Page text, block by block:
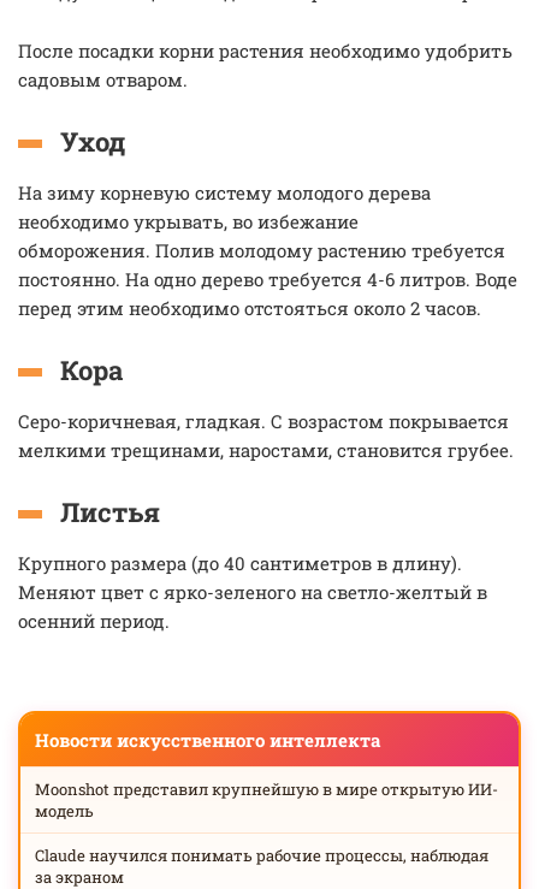
После посадки корни растения необходимо удобрить
садовым отваром.
Уход
На зиму корневую систему молодого дерева
необходимо укрывать, во избежание
обморожения. Полив молодому растению требуется
постоянно. На одно дерево требуется 4-6 литров. Воде
перед этим необходимо отстояться около 2 часов.
Кора
Серо-коричневая, гладкая. С возрастом покрывается
мелкими трещинами, наростами, становится грубее.
Листья
Крупного размера (до 40 сантиметров в длину).
Меняют цвет с ярко-зеленого на светло-желтый в
осенний период.
Новости искусственного интеллекта
Moonshot представил крупнейшую в мире открытую ИИ-
модель
Claude научился понимать рабочие процессы, наблюдая
за экраном